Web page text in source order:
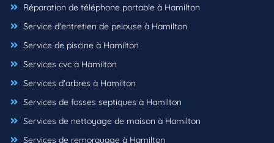
Réparation de téléphone portable à Hamilton
Service d'entretien de pelouse à Hamilton
Service de piscine à Hamilton
Services cvc à Hamilton
Services d'arbres à Hamilton
Services de fosses septiques à Hamilton
Services de nettoyage de maison à Hamilton
Services de remorquage à Hamilton